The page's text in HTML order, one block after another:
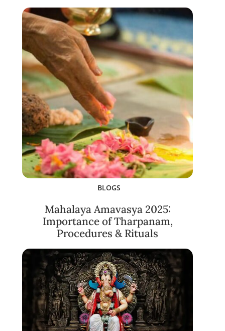
BLOGS
Mahalaya Amavasya 2025:
Importance of Tharpanam,
Procedures & Rituals